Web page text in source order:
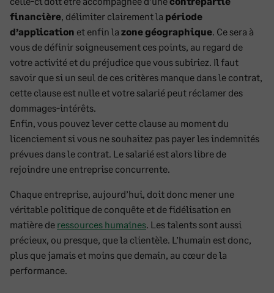
financière, délimiter clairement la période
d’application et enfin la zone géographique. Ce sera à
vous de définir soigneusement ces points, au regard de
votre activité et du préjudice que vous subiriez. Il faut
savoir que si un seul de ces critères manque dans le contrat,
cette clause est nulle et votre salarié peut réclamer des
dommages-intérêts.
Enfin, vous pouvez lever cette clause au moment du
licenciement si vous ne souhaitez pas payer les indemnités
prévues dans le contrat. Le salarié est alors libre de
rejoindre une entreprise concurrente.
Chaque entreprise, aujourd’hui, doit donc mener une
véritable politique de conquête et de fidélisation en
matière de ressources humaines. Les talents sont aussi
précieux, ou presque, que la clientèle. L’humain est donc,
plus que jamais et moins que demain, au cœur de la
performance.